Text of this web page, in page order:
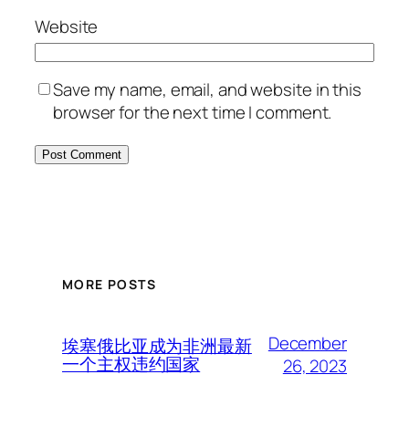
Website
Save my name, email, and website in this
browser for the next time I comment.
MORE POSTS
埃塞俄比亚成为非洲最新
一个主权违约国家
December
26, 2023